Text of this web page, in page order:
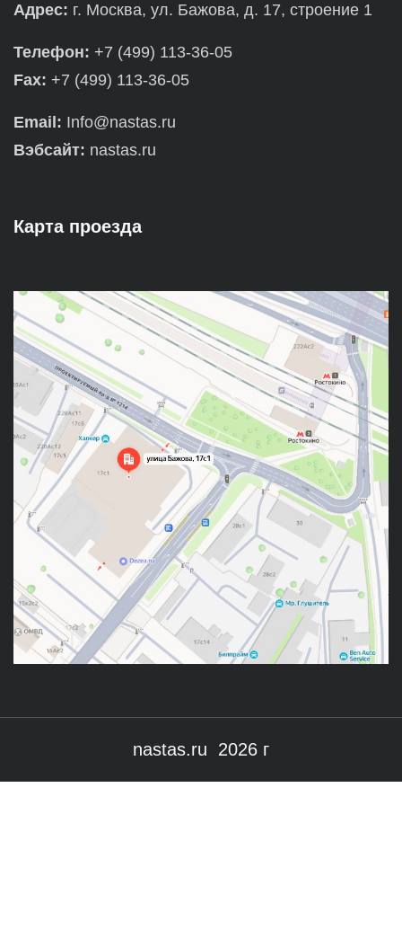
Адрес: г. Москва, ул. Бажова, д. 17, строение 1
Телефон: +7 (499) 113-36-05
Fax: +7 (499) 113-36-05
Email: Info@nastas.ru
Вэбсайт: nastas.ru
Карта проезда
nastas.ru 2026 г